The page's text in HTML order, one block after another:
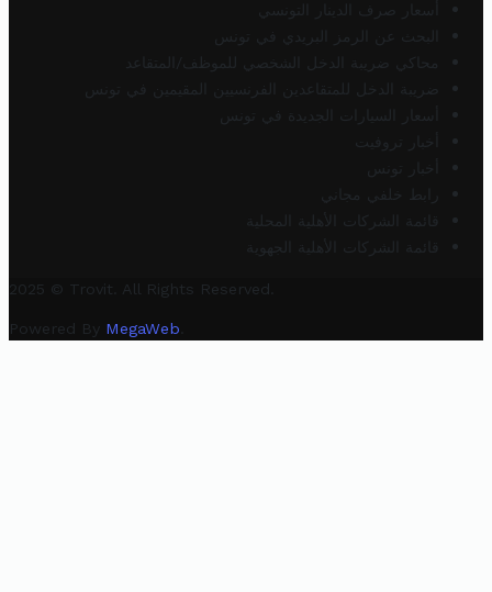
أسعار صرف الدينار التونسي
البحث عن الرمز البريدي في تونس
محاكي ضريبة الدخل الشخصي للموظف/المتقاعد
ضريبة الدخل للمتقاعدين الفرنسيين المقيمين في تونس
أسعار السيارات الجديدة في تونس
أخبار تروفيت
أخبار تونس
رابط خلفي مجاني
قائمة الشركات الأهلية المحلية
قائمة الشركات الأهلية الجهوية
2025 © Trovit. All Rights Reserved.
Powered By MegaWeb